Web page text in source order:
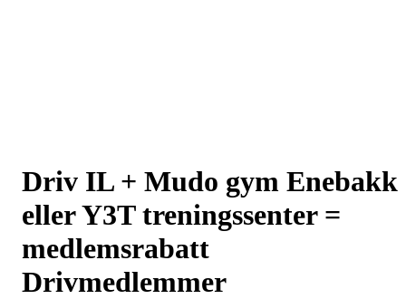
Driv IL + Mudo gym Enebakk
eller Y3T treningssenter =
medlemsrabatt
Drivmedlemmer